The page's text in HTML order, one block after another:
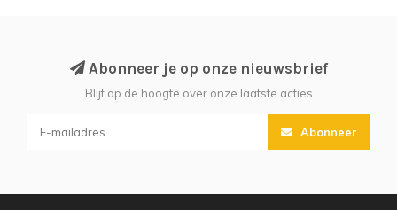
Abonneer je op onze nieuwsbrief
Blijf op de hoogte over onze laatste acties
Abonneer